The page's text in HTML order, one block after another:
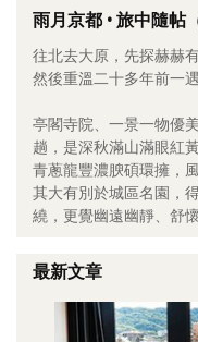
餐桌週記
享樂隨手拍
影音區
創意出版服務
關於Yilan
個人著作
雨月京都 • 旅中隨帖
往北去大原，先探赫赫
然後重溫二十多年前一
亭閣寺院、一景一物優
趟，是深秋滿山滿眼紅
青蔥龍豐濃腴碩環擁，
其大有別於城區名園，
繞，更覺幽遠幽靜、舒
最新文章